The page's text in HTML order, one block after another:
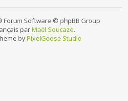
Forum Software © phpBB Group
parMaël Soucaze.
byPixelGoose Studio